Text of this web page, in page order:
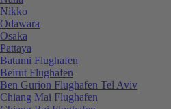
Nikko
Odawara
Osaka
Pattaya
Batumi Flughafen
Beirut Flughafen
Ben Gurion Flughafen Tel Aviv
Chiang Mai Flughafen